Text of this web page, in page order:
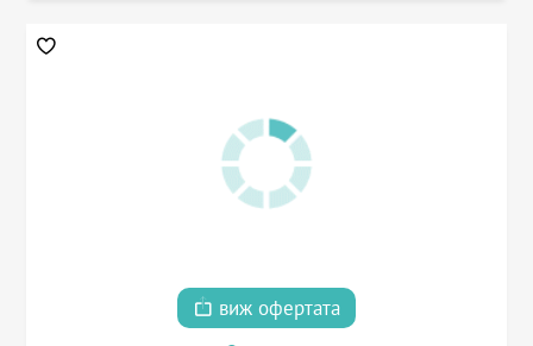
виж офертата